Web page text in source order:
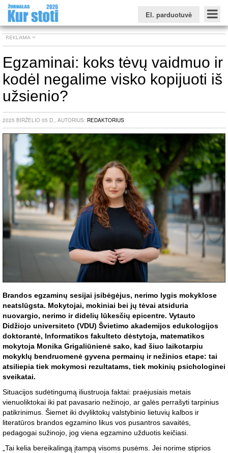
El. parduotuvė
Konkursinio balo skaičiuoklė Žurnalas KUR STOTI Žurnalas KUO BŪTI
FORUMAS Naujienos Svarbiausios datos
Kolegijų sritis
Profesinių mokyklų sritis
Egzaminai: koks tėvų vaidmuo ir
kodėl negalime visko kopijuoti iš
užsienio?
2025 BIRŽELIO 05 D., AUTORIUS: REDAKTORIUS
Brandos egzaminų sesijai įsibėgėjus, nerimo lygis mokyklose
neatslūgsta. Mokytojai, mokiniai bei jų tėvai atsiduria
nuovargio, nerimo ir didelių lūkesčių epicentre. Vytauto
Didžiojo universiteto (VDU) Švietimo akademijos edukologijos
doktorantė, Informatikos fakulteto dėstytoja, matematikos
mokytoja Monika Grigaliūnienė sako, kad šiuo laikotarpiu
mokyklų bendruomenė gyvena permainų ir nežinios etape: tai
atsiliepia tiek mokymosi rezultatams, tiek mokinių psichologinei
sveikatai.
Situacijos sudėtingumą iliustruoja faktai: praėjusiais metais
vienuoliktokai iki pat pavasario nežinojo, ar galės perrašyti tarpinius
patikrinimus. Šiemet iki dvyliktokų valstybinio lietuvių kalbos ir
literatūros brandos egzamino likus vos pusantros savaitės,
pedagogai sužinojo, jog viena egzamino užduotis keičiasi.
„Tai kelia bereikalingą įtampą visoms pusėms. Jei norime stiprios